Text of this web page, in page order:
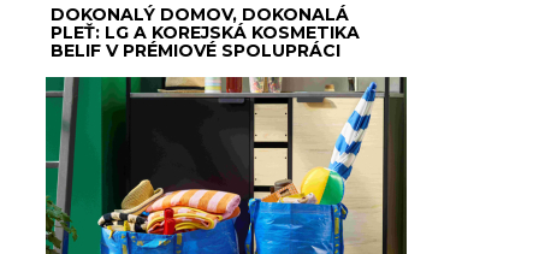
DOKONALÝ DOMOV, DOKONALÁ
PLEŤ: LG A KOREJSKÁ KOSMETIKA
BELIF V PRÉMIOVÉ SPOLUPRÁCI